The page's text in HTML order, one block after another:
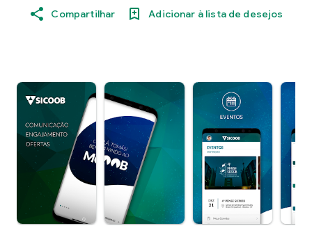
Compartilhar Adicionar à lista de desejos